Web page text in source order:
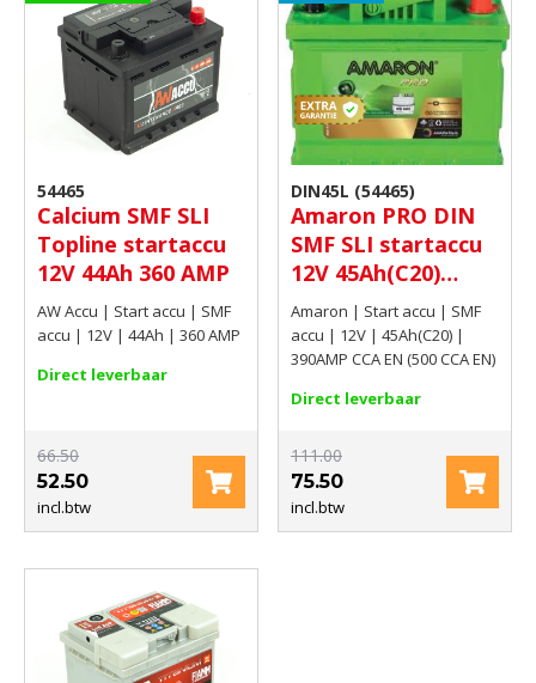
54465
Calcium SMF SLI
Topline startaccu
12V 44Ah 360 AMP
AW Accu | Start accu | SMF
accu | 12V | 44Ah | 360 AMP
Direct leverbaar
66.50
52.50
incl.btw
DIN45L (54465)
Amaron PRO DIN
SMF SLI startaccu
12V 45Ah(C20)
390AMP CCA EN
(500 CCA EN)
Amaron | Start accu | SMF
accu | 12V | 45Ah(C20) |
390AMP CCA EN (500 CCA EN)
Direct leverbaar
111.00
75.50
incl.btw